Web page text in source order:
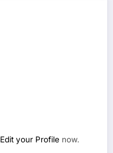
Edit your Profile now.